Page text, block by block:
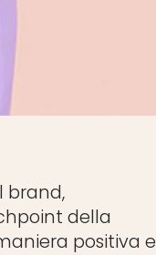
brand,
della
positiva e